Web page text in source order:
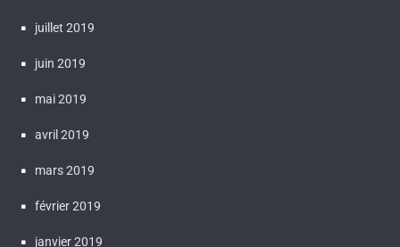
juillet 2019
juin 2019
mai 2019
avril 2019
mars 2019
février 2019
janvier 2019